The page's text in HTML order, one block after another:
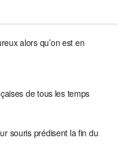
alors qu’on est en
de tous les temps
souris prédisent la fin du